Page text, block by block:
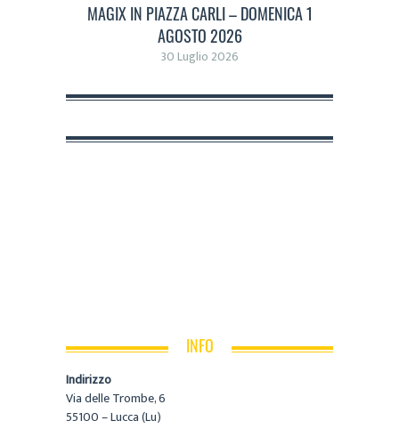
MAGIX IN PIAZZA CARLI – DOMENICA 1
AGOSTO 2026
30 Luglio 2026
INFO
Indirizzo
Via delle Trombe, 6
55100 – Lucca (Lu)